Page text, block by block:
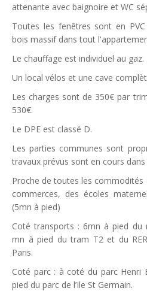
attenante avec baignoire et WC
Toutes les fenêtres sont en
bois massif dans tout
Le chauffage est individuel au
Un local vélos et une cave
Les charges sont de 350€ par
530€.
Le DPE est classé D.
Les parties communes sont
travaux prévus sont en cours dans
Proche de toutes les
commerces, des écoles
(5mn à pied)
Coté transports : 6mn à pied du
mn à pied du tram T2 et du
Paris.
Coté parc : à coté du parc Henri
pied du parc de l’Ile St Germain.